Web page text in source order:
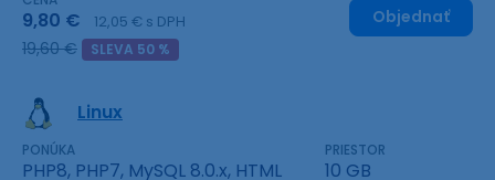
9,80 € 12,05 € s DPH
19,60 € SLEVA 50 %
Objednať
Linux
PONÚKA
PHP8, PHP7, MySQL 8.0.x, HTML
PRIESTOR
10 GB